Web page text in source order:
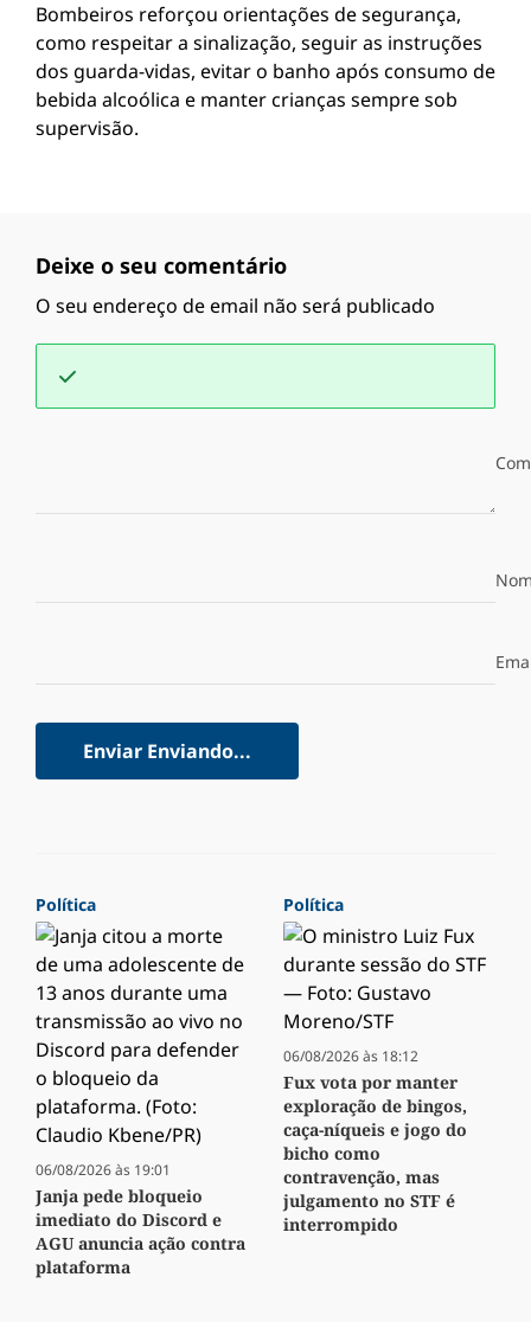
Bombeiros reforçou orientações de segurança,
como respeitar a sinalização, seguir as instruções
dos guarda-vidas, evitar o banho após consumo de
bebida alcoólica e manter crianças sempre sob
supervisão.
Deixe o seu comentário
O seu endereço de email não será publicado
Enviar Enviando...
Política
06/08/2026 às 19:01
Janja pede bloqueio
imediato do Discord e
AGU anuncia ação contra
plataforma
Política
06/08/2026 às 18:12
Fux vota por manter
exploração de bingos,
caça-níqueis e jogo do
bicho como
contravenção, mas
julgamento no STF é
interrompido